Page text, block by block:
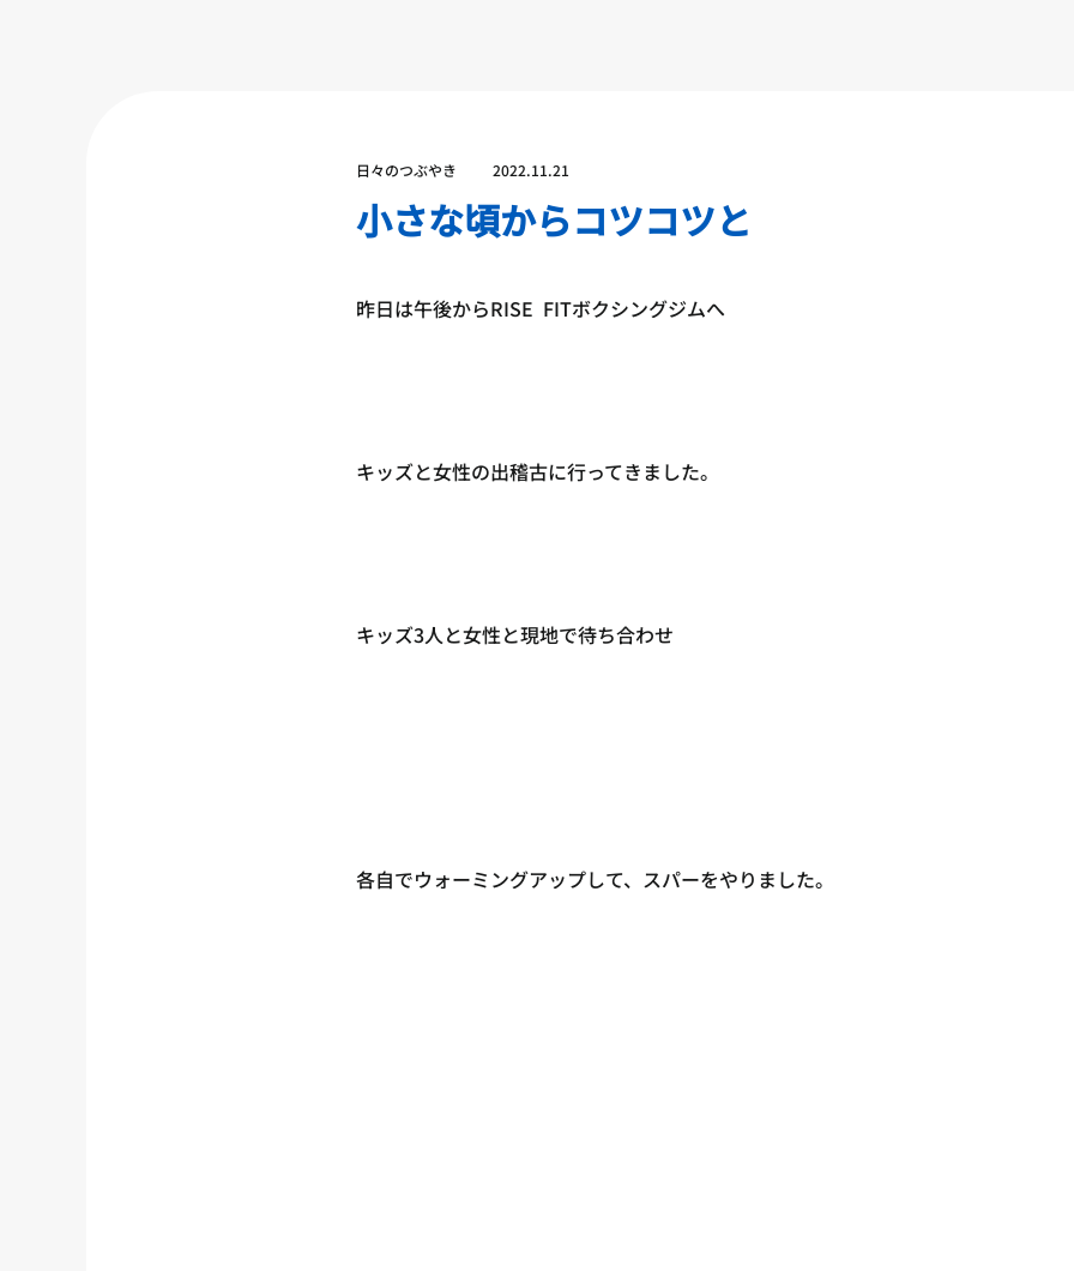
日々のつぶやき 2022.11.21
小さな頃からコツコツと
昨日は午後からRISE FITボクシングジムへ
キッズと女性の出稽古に行ってきました。
キッズ3人と女性と現地で待ち合わせ
各自でウォーミングアップして、スパーをやりました。